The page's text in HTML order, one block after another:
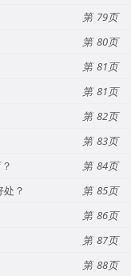
79
80
81
81
82
83
84
？
85
86
87
88